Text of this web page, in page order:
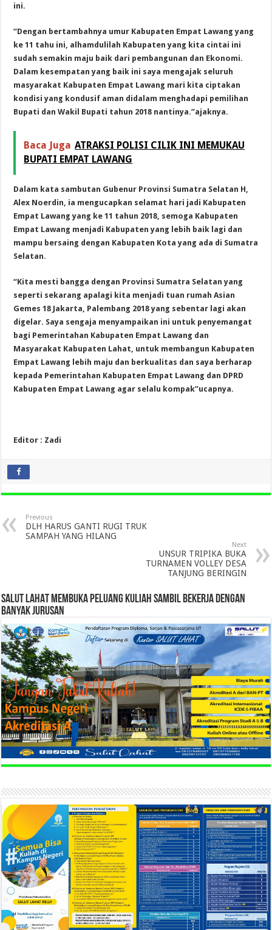
ini.
“Dengan bertambahnya umur Kabupaten Empat Lawang yang
ke 11 tahu ini, alhamdulilah Kabupaten yang kita cintai ini
sudah semakin maju baik dari pembangunan dan Ekonomi.
Dalam kesempatan yang baik ini saya mengajak seluruh
masyarakat Kabupaten Empat Lawang mari kita ciptakan
kondisi yang kondusif aman didalam menghadapi pemilihan
Bupati dan Wakil Bupati tahun 2018 nantinya.”ajaknya.
Baca Juga ATRAKSI POLISI CILIK INI MEMUKAU
BUPATI EMPAT LAWANG
Dalam kata sambutan Gubenur Provinsi Sumatra Selatan H,
Alex Noerdin, ia mengucapkan selamat hari jadi Kabupaten
Empat Lawang yang ke 11 tahun 2018, semoga Kabupaten
Empat Lawang menjadi Kabupaten yang lebih baik lagi dan
mampu bersaing dengan Kabupaten Kota yang ada di Sumatra
Selatan.
“Kita mesti bangga dengan Provinsi Sumatra Selatan yang
seperti sekarang apalagi kita menjadi tuan rumah Asian
Gemes 18 Jakarta, Palembang 2018 yang sebentar lagi akan
digelar. Saya sengaja menyampaikan ini untuk penyemangat
bagi Pemerintahan Kabupaten Empat Lawang dan
Masyarakat Kabupaten Lahat, untuk membangun Kabupaten
Empat Lawang lebih maju dan berkualitas dan saya berharap
kepada Pemerintahan Kabupaten Empat Lawang dan DPRD
Kabupaten Empat Lawang agar selalu kompak”ucapnya.
Editor : Zadi
Previous
DLH HARUS GANTI RUGI TRUK
SAMPAH YANG HILANG
Next
UNSUR TRIPIKA BUKA
TURNAMEN VOLLEY DESA
TANJUNG BERINGIN
SALUT LAHAT MEMBUKA PELUANG KULIAH SAMBIL BEKERJA DENGAN
BANYAK JURUSAN